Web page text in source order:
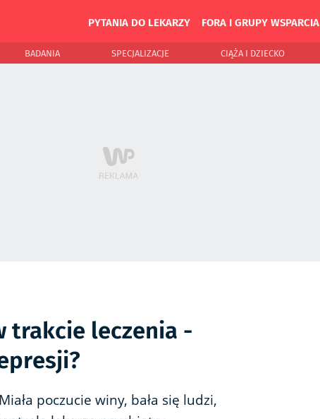
PYTANIA DO LEKARZY FORA I GRUPY WSPARCIA
BADANIA SPECJALIZACJE CIĄŻA I DZIECKO
trakcie leczenia -
poczucie winy, bała się ludzi,